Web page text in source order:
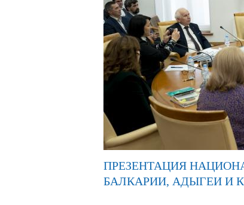
ПРЕЗЕНТАЦИЯ
БАЛКАРИИ, АДЫГЕИ И